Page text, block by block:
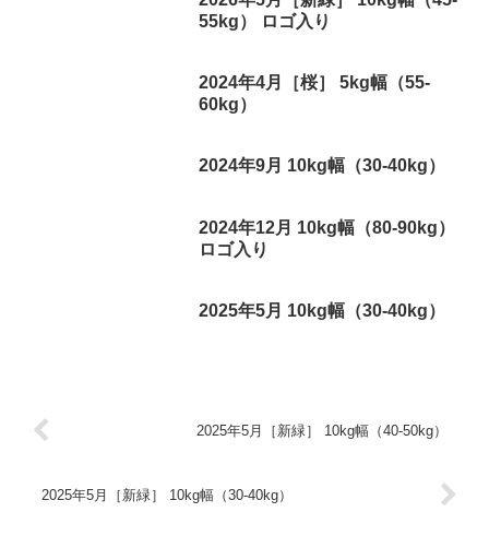
55kg） ロゴ入り
2024年4月［桜］ 5kg幅（55-
60kg）
2024年9月 10kg幅（30-40kg）
2024年12月 10kg幅（80-90kg）
ロゴ入り
2025年5月 10kg幅（30-40kg）
2025年5月［新緑］ 10kg幅（40-50kg）
2025年5月［新緑］ 10kg幅（30-40kg）